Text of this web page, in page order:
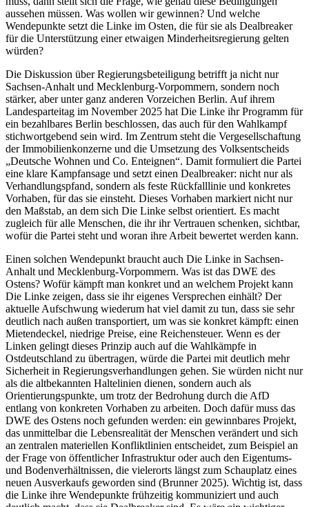
aussehen müssen. Was wollen wir gewinnen? Und welche
Wendepunkte setzt die Linke im Osten, die für sie als Dealbreaker
für die Unterstützung einer etwaigen Minderheitsregierung gelten
würden?
Die Diskussion über Regierungsbeteiligung betrifft ja nicht nur
Sachsen-Anhalt und Mecklenburg-Vorpommern, sondern noch
stärker, aber unter ganz anderen Vorzeichen Berlin. Auf ihrem
Landesparteitag im November 2025 hat Die Linke ihr Programm für
ein bezahlbares Berlin beschlossen, das auch für den Wahlkampf
stichwortgebend sein wird. Im Zentrum steht die Vergesellschaftung
der Immobilienkonzerne und die Umsetzung des Volksentscheids
„Deutsche Wohnen und Co. Enteignen“. Damit formuliert die Partei
eine klare Kampfansage und setzt einen Dealbreaker: nicht nur als
Verhandlungspfand, sondern als feste Rückfalllinie und konkretes
Vorhaben, für das sie einsteht. Dieses Vorhaben markiert nicht nur
den Maßstab, an dem sich Die Linke selbst orientiert. Es macht
zugleich für alle Menschen, die ihr ihr Vertrauen schenken, sichtbar,
wofür die Partei steht und woran ihre Arbeit bewertet werden kann.
Einen solchen Wendepunkt braucht auch Die Linke in Sachsen-
Anhalt und Mecklenburg-Vorpommern. Was ist das DWE des
Ostens? Wofür kämpft man konkret und an welchem Projekt kann
Die Linke zeigen, dass sie ihr eigenes Versprechen einhält? Der
aktuelle Aufschwung wiederum hat viel damit zu tun, dass sie sehr
deutlich nach außen transportiert, um was sie konkret kämpft: einen
Mietendeckel, niedrige Preise, eine Reichensteuer. Wenn es der
Linken gelingt dieses Prinzip auch auf die Wahlkämpfe in
Ostdeutschland zu übertragen, würde die Partei mit deutlich mehr
Sicherheit in Regierungsverhandlungen gehen. Sie würden nicht nur
als die altbekannten Haltelinien dienen, sondern auch als
Orientierungspunkte, um trotz der Bedrohung durch die AfD
entlang von konkreten Vorhaben zu arbeiten. Doch dafür muss das
DWE des Ostens noch gefunden werden: ein gewinnbares Projekt,
das unmittelbar die Lebensrealität der Menschen verändert und sich
an zentralen materiellen Konfliktlinien entscheidet, zum Beispiel an
der Frage von öffentlicher Infrastruktur oder auch den Eigentums-
und Bodenverhältnissen, die vielerorts längst zum Schauplatz eines
neuen Ausverkaufs geworden sind (Brunner 2025). Wichtig ist, dass
die Linke ihre Wendepunkte frühzeitig kommuniziert und auch